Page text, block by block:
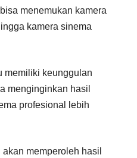
menemukan kamera
kamera sinema
memiliki keunggulan
menginginkan hasil
profesional lebih
memperoleh hasil